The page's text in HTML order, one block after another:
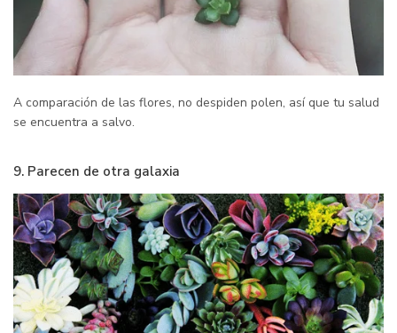
A comparación de las flores, no despiden polen, así que tu salud
se encuentra a salvo.
9. Parecen de otra galaxia